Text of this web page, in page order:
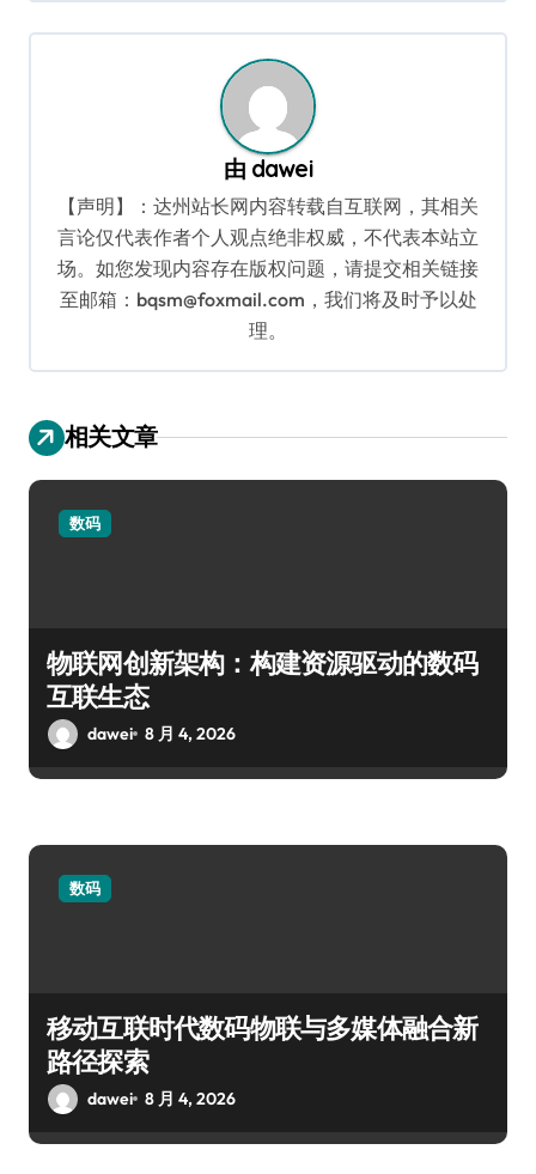
航
由 dawei
【声明】：达州站长网内容转载自互联网，其相关
言论仅代表作者个人观点绝非权威，不代表本站立
场。如您发现内容存在版权问题，请提交相关链接
至邮箱：bqsm@foxmail.com，我们将及时予以处
理。
相关文章
数码
物联网创新架构：构建资源驱动的数码
互联生态
dawei 8 月 4, 2026
数码
移动互联时代数码物联与多媒体融合新
路径探索
dawei 8 月 4, 2026